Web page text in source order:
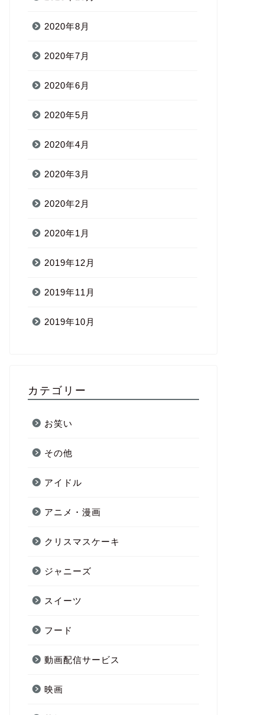
2020年8月
2020年7月
2020年6月
2020年5月
2020年4月
2020年3月
2020年2月
2020年1月
2019年12月
2019年11月
2019年10月
カテゴリー
お笑い
その他
アイドル
アニメ・漫画
クリスマスケーキ
ジャニーズ
スイーツ
フード
動画配信サービス
映画